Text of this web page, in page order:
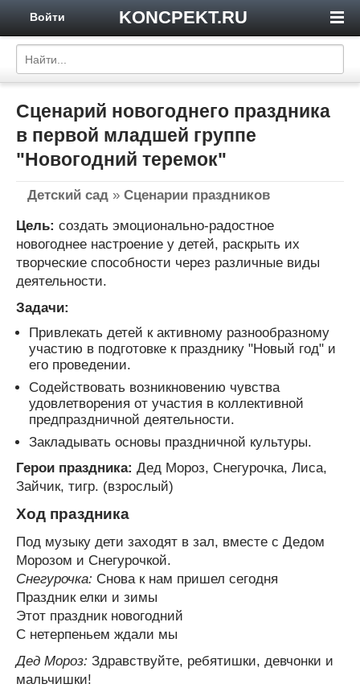
KONCPEKT.RU
Войти
Сценарий новогоднего праздника
в первой младшей группе
"Новогодний теремок"
Детский сад » Сценарии праздников
Цель: создать эмоционально-радостное
новогоднее настроение у детей, раскрыть их
творческие способности через различные виды
деятельности.
Задачи:
Привлекать детей к активному разнообразному
участию в подготовке к празднику "Новый год" и
его проведении.
Содействовать возникновению чувства
удовлетворения от участия в коллективной
предпраздничной деятельности.
Закладывать основы праздничной культуры.
Герои праздника: Дед Мороз, Снегурочка, Лиса,
Зайчик, тигр. (взрослый)
Ход праздника
Под музыку дети заходят в зал, вместе с Дедом
Морозом и Снегурочкой.
Снегурочка: Снова к нам пришел сегодня
Праздник елки и зимы
Этот праздник новогодний
С нетерпеньем ждали мы
Дед Мороз: Здравствуйте, ребятишки, девчонки и
мальчишки!